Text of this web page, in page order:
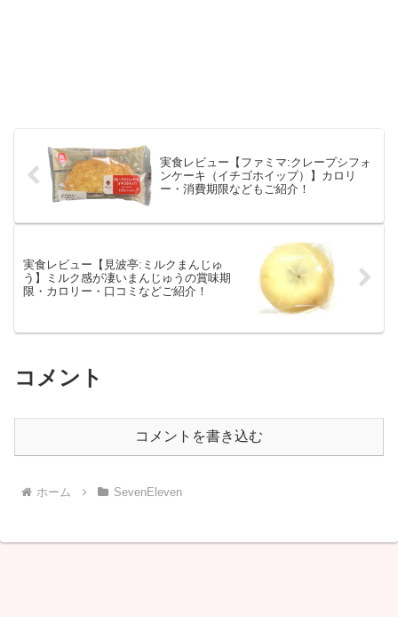
実食レビュー【ファミマ:クレープシフォ
ンケーキ（イチゴホイップ）】カロリ
ー・消費期限などもご紹介！
実食レビュー【見波亭:ミルクまんじゅ
う】ミルク感が凄いまんじゅうの賞味期
限・カロリー・口コミなどご紹介！
コメント
コメントを書き込む
ホーム SevenEleven